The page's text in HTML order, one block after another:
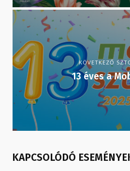
KÖVETKEZŐ
13 éves a
KAPCSOLÓDÓ